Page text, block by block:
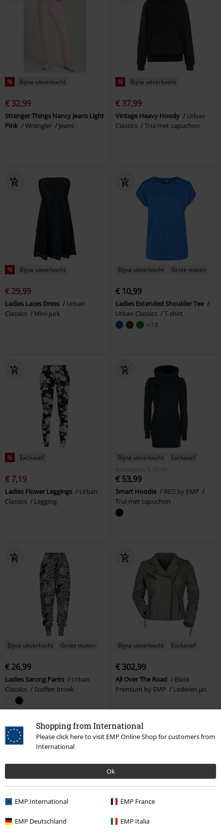
Shopping from International
Please click here to visit EMP Online Shop for customers from
International
Ok
EMP International EMP France
EMP Deutschland EMP Italia
% Bijna uitverkocht
€ 32,99
Stranger Things Nancy Jeans Light
Pink
Wrangler Jeans
% Bijna uitverkocht
€ 37,99
Vintage Heavy Hoody
Urban
Classics
Trui met capuchon
% Bijna uitverkocht
€ 29,99
Ladies Laces Dress
Urban
Classics
Mini-jurk
Bijna uitverkocht Grote maten
€ 10,99
Ladies Extended Shoulder Tee
Urban Classics
T-shirt
+18
% Exclusief
€ 7,19
Ladies Flower Leggings
Urban
Classics
Legging
Bijna uitverkocht
Exclusief
Adviesprijs
€ 59,99
€ 53,99
Smart Hoodie
RED by EMP
Trui met capuchon
Bijna uitverkocht Grote maten
€ 26,99
Ladies Sarong Pants
Urban
Classics
Stoffen broek
Bijna uitverkocht Exclusief
€ 302,99
All Over The Road
Black
Premium by EMP
Lederen jas